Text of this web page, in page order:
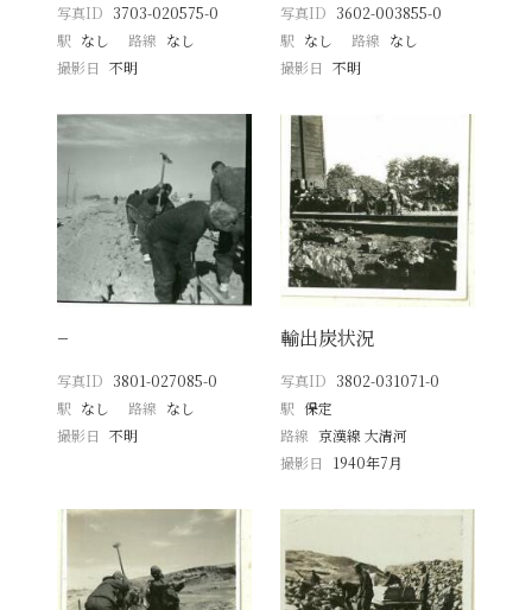
写真ID 3703-020575-0
駅 なし 路線 なし
撮影日
不明
写真ID 3602-003855-0
駅 なし 路線 なし
撮影日 不明
−
写真ID 3801-027085-0
駅 なし 路線 なし
撮影日
不明
輸出炭状況
写真ID 3802-031071-0
駅 保定
路線 京漢線 大清河
撮影日
1940年7月